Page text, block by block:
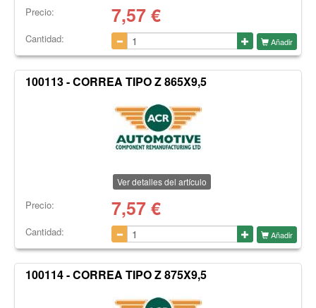
Precio: 7,57€
Cantidad: Añadir
100113 - CORREA TIPO Z 865X9,5
Ver detalles del artículo
Precio: 7,57€
Cantidad: Añadir
100114 - CORREA TIPO Z 875X9,5